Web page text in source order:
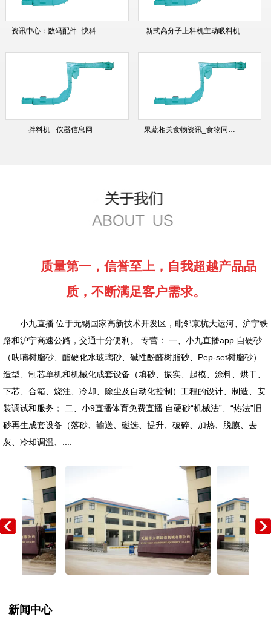
资讯中心：数码配件--快科技--科技改动未来 新式高分子上料机主动吸料机
拌料机 - 仪器信息网 果蔬相关食物资讯_食物同伴网
质量第一，信誉至上，自我超越产品品
质，不断满足客户需求。
小九直播 位于无锡国家高新技术开发区，毗邻京杭大运河、沪宁铁
路和沪宁高速公路，交通十分便利。 专营： 一、小九直播app 自硬砂
（呋喃树脂砂、酯硬化水玻璃砂、碱性酚醛树脂砂、Pep-set树脂砂）
造型、制芯单机和机械化成套设备（填砂、振实、起模、涂料、烘干、
下芯、合箱、烧注、冷却、除尘及自动化控制）工程的设计、制造、安
装调试和服务； 二、小9直播体育免费直播 自硬砂“机械法”、“热法”旧
砂再生成套设备（落砂、输送、磁选、提升、破碎、加热、脱膜、去
灰、冷却调温、....
新闻中心